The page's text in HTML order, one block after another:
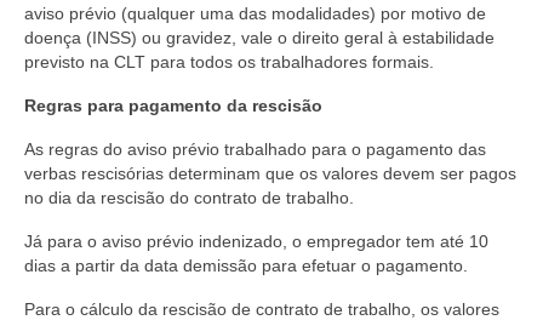
aviso prévio (qualquer uma das modalidades) por motivo de
doença (INSS) ou gravidez, vale o direito geral à estabilidade
previsto na CLT para todos os trabalhadores formais.
Regras para pagamento da rescisão
As regras do aviso prévio trabalhado para o pagamento das
verbas rescisórias determinam que os valores devem ser pagos
no dia da rescisão do contrato de trabalho.
Já para o aviso prévio indenizado, o empregador tem até 10
dias a partir da data demissão para efetuar o pagamento.
Para o cálculo da rescisão de contrato de trabalho, os valores